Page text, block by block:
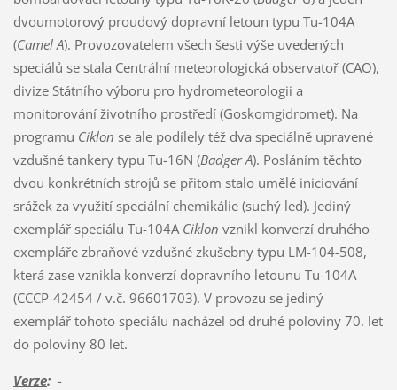
dvoumotorový proudový dopravní letoun typu Tu-104A
(Camel A). Provozovatelem všech šesti výše uvedených
speciálů se stala Centrální meteorologická observatoř (CAO),
divize Státního výboru pro hydrometeorologii a
monitorování životního prostředí (Goskomgidromet). Na
programu Ciklon se ale podílely též dva speciálně upravené
vzdušné tankery typu Tu-16N (Badger A). Posláním těchto
dvou konkrétních strojů se přitom stalo umělé iniciování
srážek za využití speciální chemikálie (suchý led). Jediný
exemplář speciálu Tu-104A Ciklon vznikl konverzí druhého
exempláře zbraňové vzdušné zkušebny typu LM-104-508,
která zase vznikla konverzí dopravního letounu Tu-104A
(CCCP-42454 / v.č. 96601703). V provozu se jediný
exemplář tohoto speciálu nacházel od druhé poloviny 70. let
do poloviny 80 let.
Verze:-